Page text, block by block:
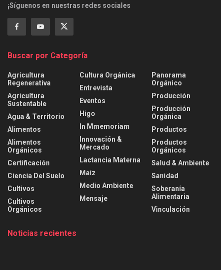
¡Síguenos en nuestras redes sociales
Buscar por Categoría
Agricultura
Regenerativa
Agricultura
Sustentable
Agua & Territorio
Alimentos
Alimentos
Orgánicos
Certificación
Ciencia Del Suelo
Cultivos
Cultivos
Orgánicos
Cultura Orgánica
Entrevista
Eventos
Higo
In Mmemoriam
Innovación &
Mercado
Lactancia Materna
Maíz
Medio Ambiente
Mensaje
Panorama
Orgánico
Producción
Producción
Orgánica
Productos
Productos
Orgánicos
Salud & Ambiente
Sanidad
Soberanía
Alimentaria
Vinculación
Noticias recientes